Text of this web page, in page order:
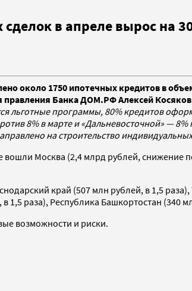
в апреле вырос на
около 1750 ипотечных кредитов в
правления Банка ДОМ.РФ Алексей
льготные программы, 80% кредитов
8% в марте и «Дальневосточной» —
на строительство
вошли Москва (2,4 млрд рублей, снижение
край (507 млн рублей, в 1,5
1,5 раза), Республика Башкортостан (340
возможности и риски.